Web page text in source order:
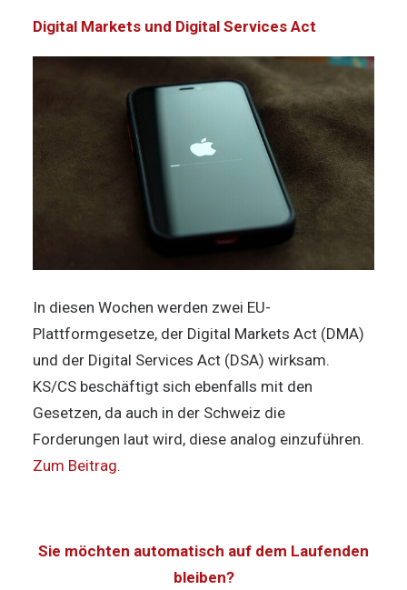
Digital Markets und Digital Services Act
In diesen Wochen werden zwei EU-
Plattformgesetze, der Digital Markets Act (DMA)
und der Digital Services Act (DSA) wirksam.
KS/CS beschäftigt sich ebenfalls mit den
Gesetzen, da auch in der Schweiz die
Forderungen laut wird, diese analog einzuführen.
Zum Beitrag.
Sie möchten automatisch auf dem Laufenden
bleiben?